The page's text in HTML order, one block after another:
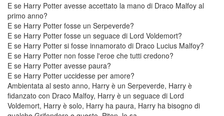
E se Harry Potter avesse accettato la mano di Draco Malfoy al
primo anno?
E se Harry Potter fosse un Serpeverde?
E se Harry Potter fosse un seguace di Lord Voldemort?
E se Harry Potter si fosse innamorato di Draco Lucius Malfoy?
E se Harry Potter non fosse l'eroe che tutti credono?
E se Harry Potter avesse paura?
E se Harry Potter uccidesse per amore?
Ambientata al sesto anno, Harry è un Serpeverde, Harry è
fidanzato con Draco Malfoy, Harry è un seguace di Lord
Voldemort, Harry è solo, Harry ha paura, Harry ha bisogno di